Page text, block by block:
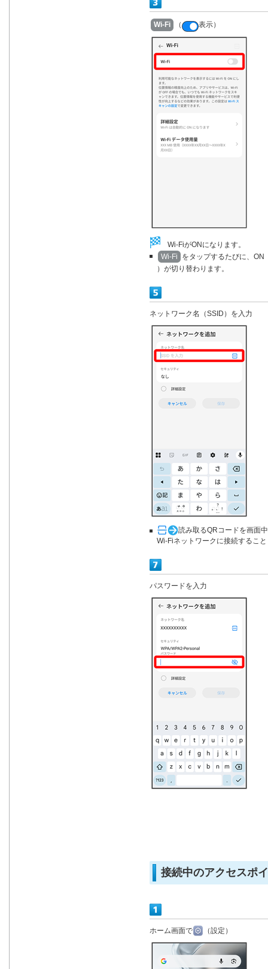
Wi-Fi （ 表示）
Wi-FiがONになります。
Wi-Fi
をタップするたびに、ON
）が切り替わります。
ネットワーク名（SSID）を入力
読み取るQRコードを画面
Wi-Fiネットワークに接続するこ
パスワードを入力
接続中のアクセスポ
ホーム画面で （設定）